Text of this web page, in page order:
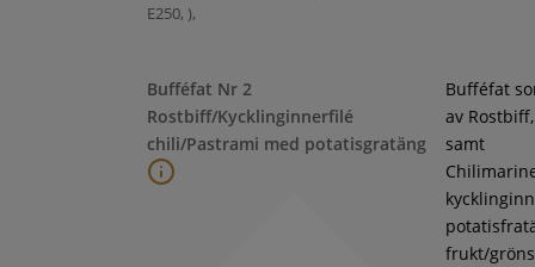
E250, ),
Bufféfat Nr 2
Rostbiff/Kycklinginnerfilé
chili/Pastrami med potatisgratäng
Bufféfat
av
samt
frukt/